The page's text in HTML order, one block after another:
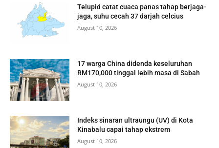
Telupid catat cuaca panas tahap berjaga-
jaga, suhu cecah 37 darjah celcius
August 10, 2026
17 warga China didenda keseluruhan
RM170,000 tinggal lebih masa di Sabah
August 10, 2026
Indeks sinaran ultraungu (UV) di Kota
Kinabalu capai tahap ekstrem
August 10, 2026